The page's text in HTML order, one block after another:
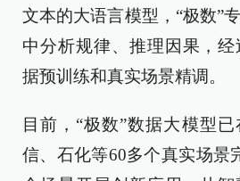
文本的大语言模型，“极数”
中分析规律、推理因果，
据预训练和真实场景精调。
目前，“极数”数据大模型
信、石化等60多个真实场景